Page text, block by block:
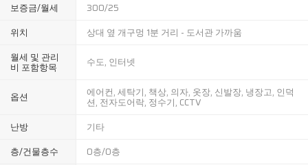
보증금/월세
300/25
위치
상대 옆 개구멍 1분 거리 - 도서관 가까움
월세 및 관리
비 포함항목 수도, 인터넷
옵션 에어컨, 세탁기, 책상, 의자, 옷장, 신발장, 냉장고, 인덕
션, 전자도어락, 정수기, CCTV
난방
기타
층/건물층수
0층/0층